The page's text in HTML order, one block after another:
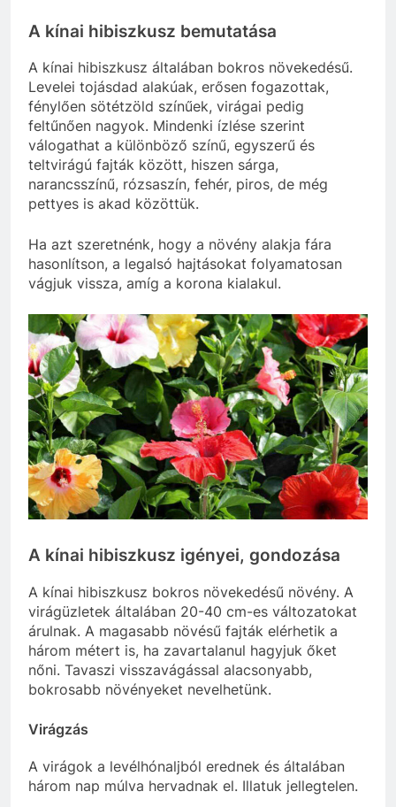
A kínai hibiszkusz bemutatása
A kínai hibiszkusz általában bokros növekedésű.
Levelei tojásdad alakúak, erősen fogazottak,
fénylően sötétzöld színűek, virágai pedig
feltűnően nagyok. Mindenki ízlése szerint
válogathat a különböző színű, egyszerű és
teltvirágú fajták között, hiszen sárga,
narancsszínű, rózsaszín, fehér, piros, de még
pettyes is akad közöttük.
Ha azt szeretnénk, hogy a növény alakja fára
hasonlítson, a legalsó hajtásokat folyamatosan
vágjuk vissza, amíg a korona kialakul.
A kínai hibiszkusz igényei, gondozása
A kínai hibiszkusz bokros növekedésű növény. A
virágüzletek általában 20-40 cm-es változatokat
árulnak. A magasabb növésű fajták elérhetik a
három métert is, ha zavartalanul hagyjuk őket
nőni. Tavaszi visszavágással alacsonyabb,
bokrosabb növényeket nevelhetünk.
Virágzás
A virágok a levélhónaljból erednek és általában
három nap múlva hervadnak el. Illatuk jellegtelen.